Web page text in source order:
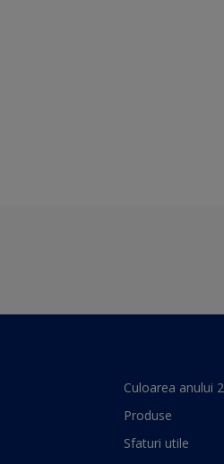
Culoarea anului
Produse
Sfaturi utile